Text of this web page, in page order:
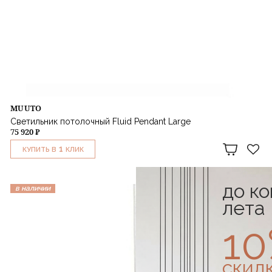
MUUTO
Светильник потолочный Fluid Pendant Large
75 920 ₽
КУПИТЬ В 1 КЛИК
в наличии до
лета